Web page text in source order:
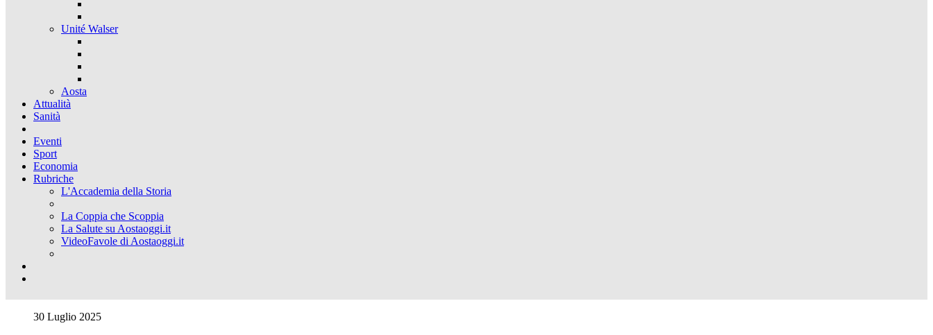
Unité Walser
Aosta
Attualità
Sanità
Eventi
Sport
Economia
Rubriche
L'Accademia della Storia
La Coppia che Scoppia
La Salute su Aostaoggi.it
VideoFavole di Aostaoggi.it
30 Luglio 2025